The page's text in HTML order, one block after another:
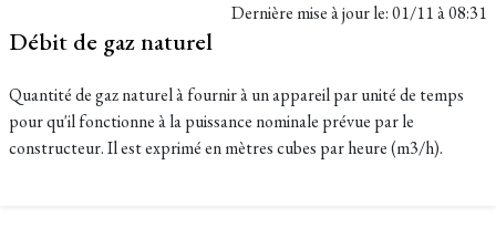
Dernière mise à jour le:01/11 à 08:31
Débit de gaz naturel
Quantité de gaz naturel à fournir à un appareil par unité de temps
pour qu'il fonctionne à la puissance nominale prévue par le
constructeur. Il est exprimé en mètres cubes par heure (m3/h).